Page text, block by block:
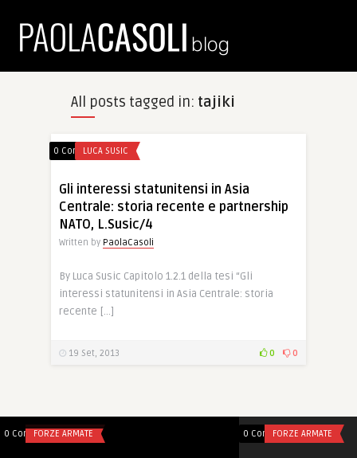
All posts tagged in: tajiki
0 Comments
LUCA SUSIC
Gli interessi statunitensi in Asia
Centrale: storia recente e partnership
NATO, L.Susic/4
Written by PaolaCasoli
By Luca Susic Capitolo 1.2.1 della tesi “Gli
interessi statunitensi in Asia Centrale: storia
recente […]
19 Set, 2013 0 0
0 CommentsFORZE ARMATE 0 CommentsFORZE ARMATE